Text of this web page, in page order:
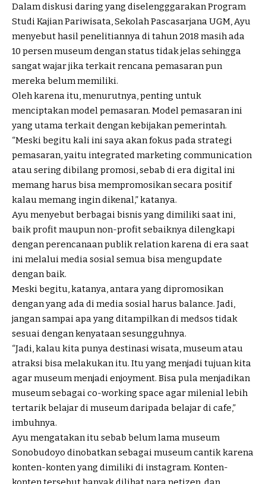
Dalam diskusi daring yang diselengggarakan Program
Studi Kajian Pariwisata, Sekolah Pascasarjana UGM, Ayu
menyebut hasil penelitiannya di tahun 2018 masih ada
10 persen museum dengan status tidak jelas sehingga
sangat wajar jika terkait rencana pemasaran pun
mereka belum memiliki.
Oleh karena itu, menurutnya, penting untuk
menciptakan model pemasaran. Model pemasaran ini
yang utama terkait dengan kebijakan pemerintah.
“Meski begitu kali ini saya akan fokus pada strategi
pemasaran, yaitu integrated marketing communication
atau sering dibilang promosi, sebab di era digital ini
memang harus bisa mempromosikan secara positif
kalau memang ingin dikenal,” katanya.
Ayu menyebut berbagai bisnis yang dimiliki saat ini,
baik profit maupun non-profit sebaiknya dilengkapi
dengan perencanaan publik relation karena di era saat
ini melalui media sosial semua bisa mengupdate
dengan baik.
Meski begitu, katanya, antara yang dipromosikan
dengan yang ada di media sosial harus balance. Jadi,
jangan sampai apa yang ditampilkan di medsos tidak
sesuai dengan kenyataan sesungguhnya.
“Jadi, kalau kita punya destinasi wisata, museum atau
atraksi bisa melakukan itu. Itu yang menjadi tujuan kita
agar museum menjadi enjoyment. Bisa pula menjadikan
museum sebagai co-working space agar milenial lebih
tertarik belajar di museum daripada belajar di cafe,”
imbuhnya.
Ayu mengatakan itu sebab belum lama museum
Sonobudoyo dinobatkan sebagai museum cantik karena
konten-konten yang dimiliki di instagram. Konten-